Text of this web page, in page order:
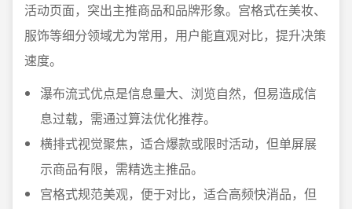
活动页面，突出主推商品和品牌形象。宫格式在美妆、
服饰等细分领域尤为常用，用户能直观对比，提升决策
速度。
瀑布流式优点是信息量大、浏览自然，但易造成信
息过载，需通过算法优化推荐。
横排式视觉聚焦，适合爆款或限时活动，但单屏展
示商品有限，需精选主推品。
宫格式规范美观，便于对比，适合高频快消品，但